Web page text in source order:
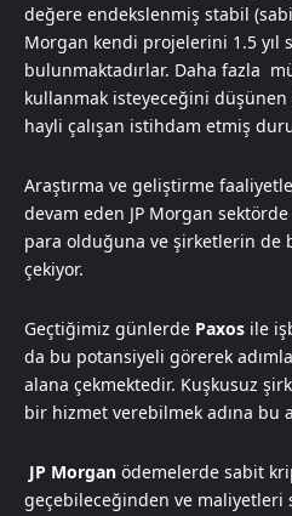
değere endekslenmiş stabil
Morgan kendi projelerini 1.5 yıl
bulunmaktadırlar. Daha fazla
kullanmak isteyeceğini
hayli çalışan istihdam etmiş
Araştırma ve geliştirme
devam eden JP Morgan
para olduğuna ve şirketlerin de
çekiyor.
Geçtiğimiz günlerde Paxos ile
da bu potansiyeli görerek
alana çekmektedir. Kuşkusuz
bir hizmet verebilmek adına bu
JP Morgan ödemelerde sabit
geçebileceğinden ve maliyetleri